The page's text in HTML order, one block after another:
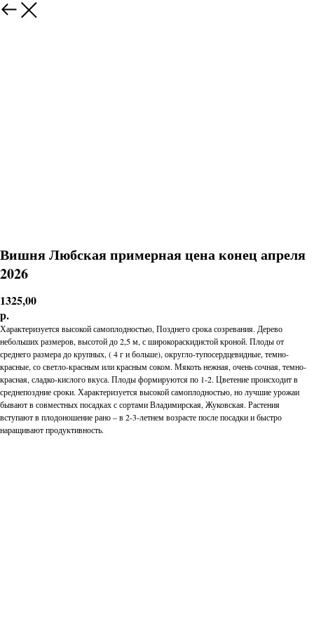
Вишня Любская примерная цена конец апреля
2026
1325,00
р.
Характеризуется высокой самоплодностью, Позднего срока созревания. Дерево
небольших размеров, высотой до 2,5 м, с широкораскидистой кроной. Плоды от
среднего размера до крупных, ( 4 г и больше), округло-тупосердцевидные, темно-
красные, со светло-красным или красным соком. Мякоть нежная, очень сочная, темно-
красная, сладко-кислого вкуса. Плоды формируются по 1-2. Цветение происходит в
среднепоздние сроки. Характеризуется высокой самоплодностью, но лучшие урожаи
бывают в совместных посадках с сортами Владимирская, Жуковская. Растения
вступают в плодоношение рано – в 2-3-летнем возрасте после посадки и быстро
наращивают продуктивность.